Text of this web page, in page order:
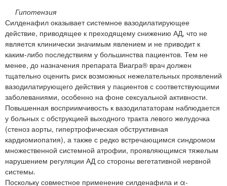
Гипотензия
Силденафил оказывает системное вазодилатирующее
действие, приводящее к преходящему снижению АД, что не
является клинически значимым явлением и не приводит к
каким-либо последствиям у большинства пациентов. Тем не
менее, до назначения препарата Виагра® врач должен
тщательно оценить риск возможных нежелательных проявлений
вазодилатирующего действия у пациентов с соответствующими
заболеваниями, особенно на фоне сексуальной активности.
Повышенная восприимчивость к вазодилататорам наблюдается
у больных с обструкцией выходного тракта левого желудочка
(стеноз аорты, гипертрофическая обструктивная
кардиомиопатия), а также с редко встречающимся синдромом
множественной системной атрофии, проявляющимся тяжелым
нарушением регуляции АД со стороны вегетативной нервной
системы.
Поскольку совместное применение силденафила и α-